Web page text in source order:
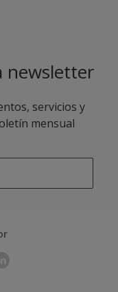
newsletter
servicios y
mensual